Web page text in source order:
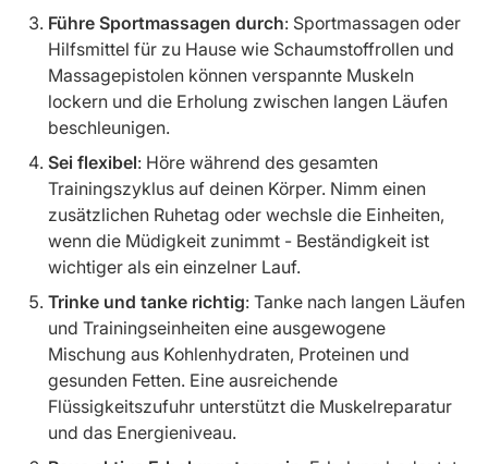
Führe Sportmassagen durch: Sportmassagen oder
Hilfsmittel für zu Hause wie Schaumstoffrollen und
Massagepistolen können verspannte Muskeln
lockern und die Erholung zwischen langen Läufen
beschleunigen.
Sei flexibel: Höre während des gesamten
Trainingszyklus auf deinen Körper. Nimm einen
zusätzlichen Ruhetag oder wechsle die Einheiten,
wenn die Müdigkeit zunimmt - Beständigkeit ist
wichtiger als ein einzelner Lauf.
Trinke und tanke richtig: Tanke nach langen Läufen
und Trainingseinheiten eine ausgewogene
Mischung aus Kohlenhydraten, Proteinen und
gesunden Fetten. Eine ausreichende
Flüssigkeitszufuhr unterstützt die Muskelreparatur
und das Energieniveau.